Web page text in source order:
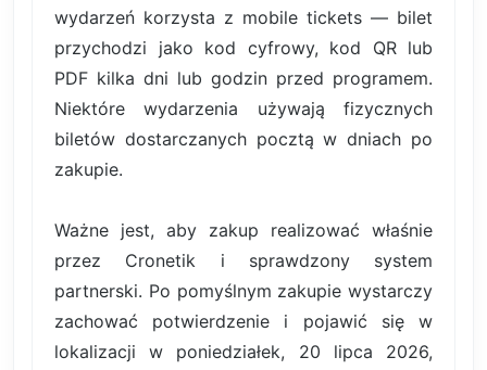
wydarzeń korzysta z mobile tickets — bilet
przychodzi jako kod cyfrowy, kod QR lub
PDF kilka dni lub godzin przed programem.
Niektóre wydarzenia używają fizycznych
biletów dostarczanych pocztą w dniach po
zakupie.
Ważne jest, aby zakup realizować właśnie
przez Cronetik i sprawdzony system
partnerski. Po pomyślnym zakupie wystarczy
zachować potwierdzenie i pojawić się w
lokalizacji w poniedziałek, 20 lipca 2026,